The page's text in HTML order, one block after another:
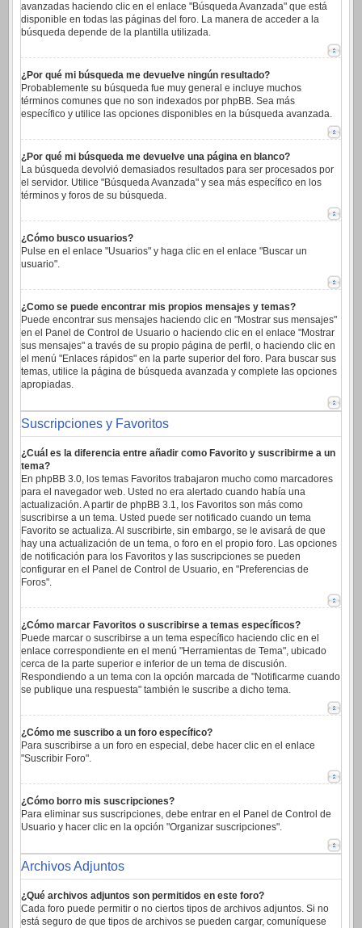
avanzadas haciendo clic en el enlace "Búsqueda Avanzada" que está
disponible en todas las páginas del foro. La manera de acceder a la
búsqueda depende de la plantilla utilizada.
¿Por qué mi búsqueda me devuelve ningún resultado?
Probablemente su búsqueda fue muy general e incluye muchos
términos comunes que no son indexados por phpBB. Sea más
específico y utilice las opciones disponibles en la búsqueda avanzada.
¿Por qué mi búsqueda me devuelve una página en blanco?
La búsqueda devolvió demasiados resultados para ser procesados por
el servidor. Utilice "Búsqueda Avanzada" y sea más específico en los
términos y foros de su búsqueda.
¿Cómo busco usuarios?
Pulse en el enlace "Usuarios" y haga clic en el enlace "Buscar un
usuario".
¿Como se puede encontrar mis propios mensajes y temas?
Puede encontrar sus mensajes haciendo clic en "Mostrar sus mensajes"
en el Panel de Control de Usuario o haciendo clic en el enlace "Mostrar
sus mensajes" a través de su propio página de perfil, o haciendo clic en
el menú "Enlaces rápidos" en la parte superior del foro. Para buscar sus
temas, utilice la página de búsqueda avanzada y complete las opciones
apropiadas.
Suscripciones y Favoritos
¿Cuál es la diferencia entre añadir como Favorito y suscribirme a un
tema?
En phpBB 3.0, los temas Favoritos trabajaron mucho como marcadores
para el navegador web. Usted no era alertado cuando había una
actualización. A partir de phpBB 3.1, los Favoritos son más como
suscribirse a un tema. Usted puede ser notificado cuando un tema
Favorito se actualiza. Al suscribirte, sin embargo, se le avisará de que
hay una actualización de un tema, o foro en el propio foro. Las opciones
de notificación para los Favoritos y las suscripciones se pueden
configurar en el Panel de Control de Usuario, en "Preferencias de
Foros".
¿Cómo marcar Favoritos o suscribirse a temas específicos?
Puede marcar o suscribirse a un tema específico haciendo clic en el
enlace correspondiente en el menú "Herramientas de Tema", ubicado
cerca de la parte superior e inferior de un tema de discusión.
Respondiendo a un tema con la opción marcada de "Notificarme cuando
se publique una respuesta" también le suscribe a dicho tema.
¿Cómo me suscribo a un foro específico?
Para suscribirse a un foro en especial, debe hacer clic en el enlace
"Suscribir Foro".
¿Cómo borro mis suscripciones?
Para eliminar sus suscripciones, debe entrar en el Panel de Control de
Usuario y hacer clic en la opción "Organizar suscripciones".
Archivos Adjuntos
¿Qué archivos adjuntos son permitidos en este foro?
Cada foro puede permitir o no ciertos tipos de archivos adjuntos. Si no
está seguro de que tipos de archivos se pueden cargar, comuníquese